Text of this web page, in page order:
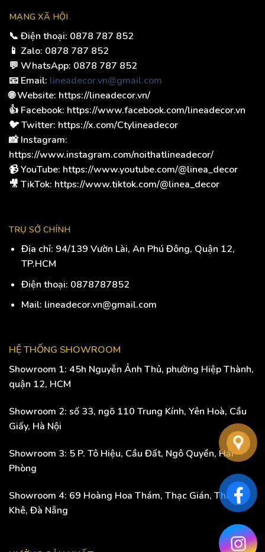
MẠNG XÃ HỘI
📞 Điện thoại: 0878 787 852
📱 Zalo: 0878 787 852
💬 WhatsApp: 0878 787 852
📧 Email: lineadecor.vn@gmail.com
🌐 Website: https://lineadecor.vn/
👍 Facebook: https://www.facebook.com/lineadecor.vn
🐦 Twitter: https://x.com/Ctylineadecor
📸 Instagram:
https://www.instagram.com/noithatlineadecor/
📹 YouTube: https://www.youtube.com/@linea_decor
🎥 TikTok: https://www.tiktok.com/@linea_decor
TRỤ SỞ CHÍNH
Địa chỉ: 94/139 Vườn Lài, An Phú Đông, Quận 12,
TP.HCM
Điện thoại: 0878787852
Mail: lineadecor.vn@gmail.com
HỆ THỐNG SHOWROOM
Showroom 1: 45h Nguyễn Ảnh Thủ, phường Hiệp Thành,
quận 12, HCM
Showroom 2: số 33, ngõ 110 Trung Kính, Yên Hoà, Cầu
Giấy, Hà Nội
Showroom 3: 5 P. Tô Hiệu, Cầu Đất, Ngô Quyền, Hải
Phòng
Showroom 4: 69 Hoàng Hoa Thám, Thạc Gián, Thanh
Khê, Đà Nẵng